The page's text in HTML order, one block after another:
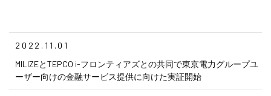
2022.11.01
MILIZEとTEPCO i-フロンティアズとの共同で東京電力グループユ
ーザー向けの金融サービス提供に向けた実証開始